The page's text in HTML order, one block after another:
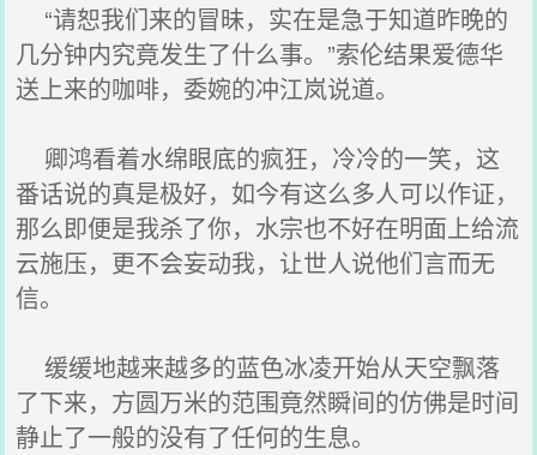
“请恕我们来的冒昧，实在是急于知道昨晚的
几分钟内究竟发生了什么事。”索伦结果爱德华
送上来的咖啡，委婉的冲江岚说道。
卿鸿看着水绵眼底的疯狂，冷冷的一笑，这
番话说的真是极好，如今有这么多人可以作证，
那么即便是我杀了你，水宗也不好在明面上给流
云施压，更不会妄动我，让世人说他们言而无
信。
缓缓地越来越多的蓝色冰凌开始从天空飘落
了下来，方圆万米的范围竟然瞬间的仿佛是时间
静止了一般的没有了任何的生息。